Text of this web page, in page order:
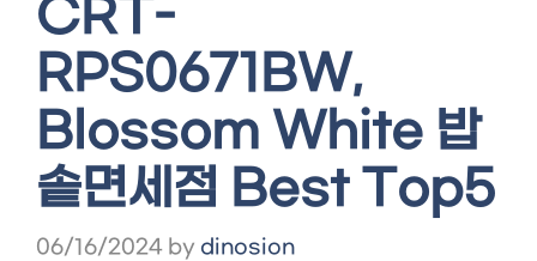
CRT-
RPS0671BW,
Blossom White 밥
솥면세점 Best Top5
06/16/2024 by dinosion